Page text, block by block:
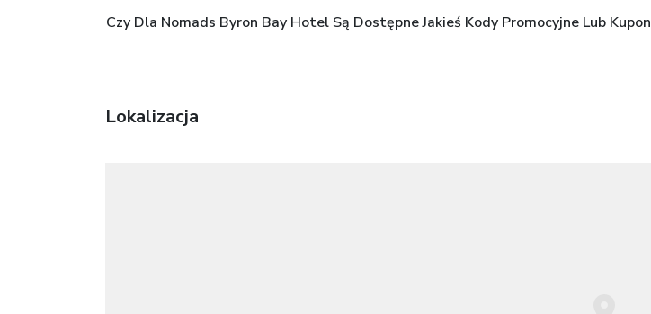
Czy Dla Nomads Byron Bay Hotel Są Dostępne Jakieś Kody Promocyjne Lub
Lokalizacja